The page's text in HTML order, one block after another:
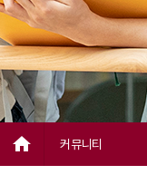
home 커뮤니티